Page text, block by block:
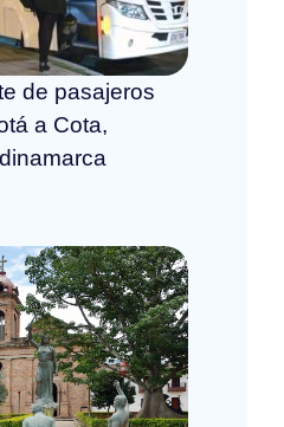
de pasajeros
a Cota,